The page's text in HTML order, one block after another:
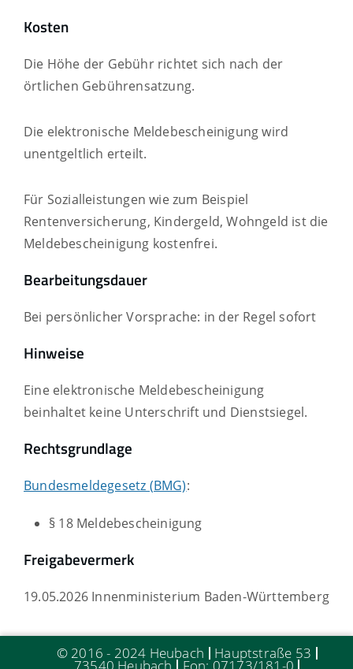
Kosten
Die Höhe der Gebühr richtet sich nach der
örtlichen Gebührensatzung.
Die elektronische Meldebescheinigung wird
unentgeltlich erteilt.
Für Sozialleistungen wie zum Beispiel
Rentenversicherung, Kindergeld, Wohngeld ist die
Meldebescheinigung kostenfrei.
Bearbeitungsdauer
Bei persönlicher Vorsprache: in der Regel sofort
Hinweise
Eine elektronische Meldebescheinigung
beinhaltet keine Unterschrift und Dienstsiegel.
Rechtsgrundlage
Bundesmeldegesetz (BMG):
§ 18 Meldebescheinigung
Freigabevermerk
19.05.2026 Innenministerium Baden-Württemberg
© 2016 - 2024 Heubach Hauptstraße 53